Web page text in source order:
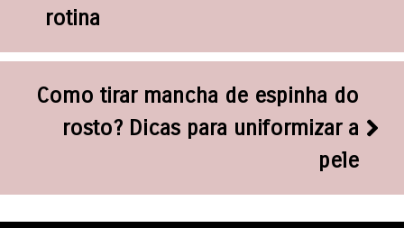
rotina
Como tirar mancha de espinha do
rosto? Dicas para uniformizar a
pele